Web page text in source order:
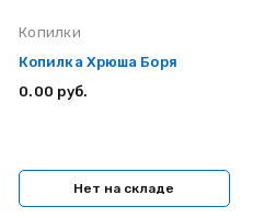
Копилки
Копилка Хрюша Боря
0.00 руб.
Нет на складе